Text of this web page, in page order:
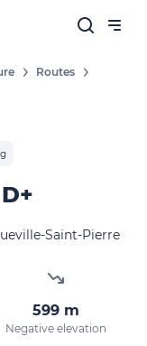
Routes
Saint-Pierre
599 m
Negative elevation